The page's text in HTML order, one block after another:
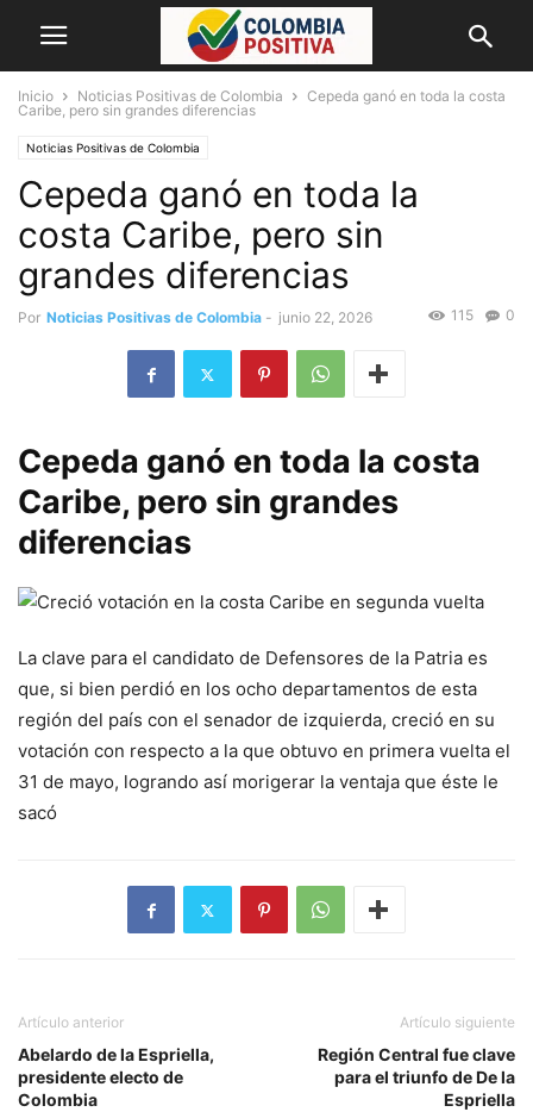
Inicio Noticias Positivas de Colombia
Cepeda ganó en toda la costa
Caribe, pero sin grandes diferencias
Noticias Positivas de Colombia
Cepeda ganó en toda la
costa Caribe, pero sin
grandes diferencias
Por Noticias Positivas de Colombia - junio 22, 2026 0
115
Cepeda ganó en toda la costa
Caribe, pero sin grandes
diferencias
La clave para el candidato de Defensores de la Patria es
que, si bien perdió en los ocho departamentos de esta
región del país con el senador de izquierda, creció en su
votación con respecto a la que obtuvo en primera vuelta el
31 de mayo, logrando así morigerar la ventaja que éste le
sacó
Artículo anterior
Abelardo de la Espriella,
presidente electo de
Colombia
Artículo siguiente
Región Central fue clave
para el triunfo de De la
Espriella